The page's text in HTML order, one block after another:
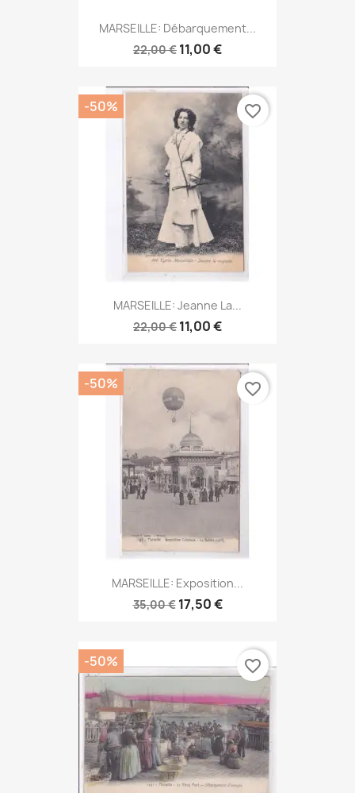
MARSEILLE: Débarquement...
22,00 € 11,00 €
MARSEILLE: Jeanne La...
22,00 € 11,00 €
-50% favorite_border
MARSEILLE: Exposition...
35,00 € 17,50 €
-50% favorite_border
-50% favorite_border